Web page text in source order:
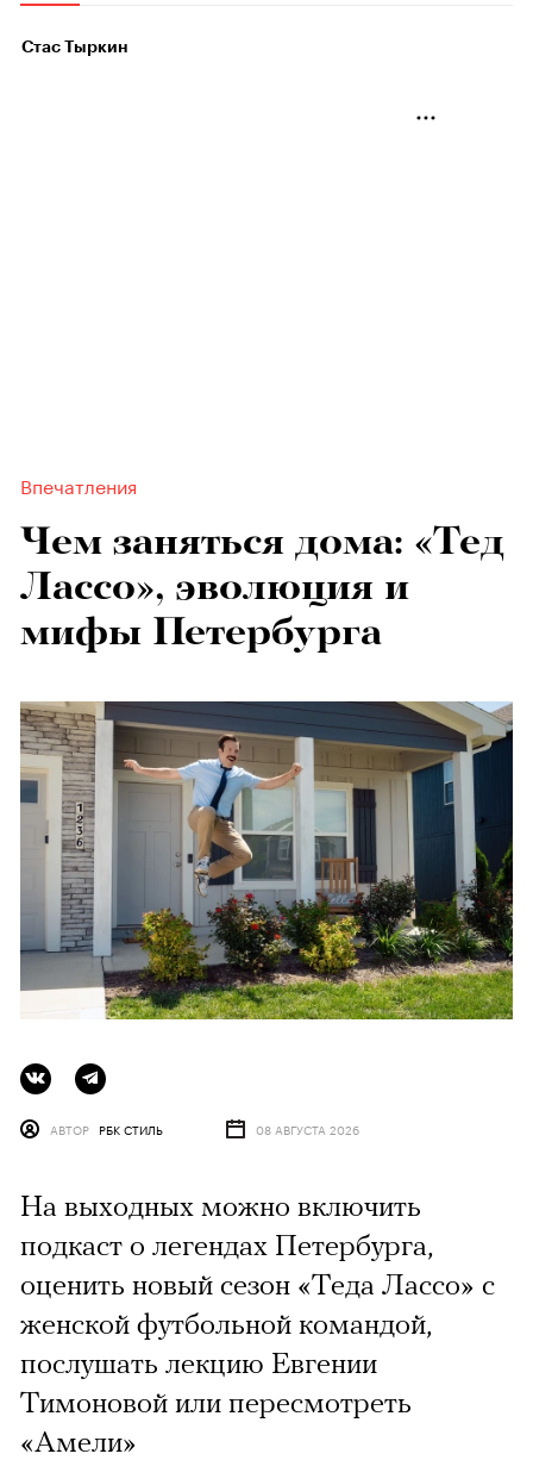
Стас Тыркин
Впечатления
Чем заняться дома: «Тед
Лассо», эволюция и
мифы Петербурга
АВТОР РБК СТИЛЬ 08 АВГУСТА 2026
На выходных можно включить
подкаст о легендах Петербурга,
оценить новый сезон «Теда Лассо» с
женской футбольной командой,
послушать лекцию Евгении
Тимоновой или пересмотреть
«Амели»